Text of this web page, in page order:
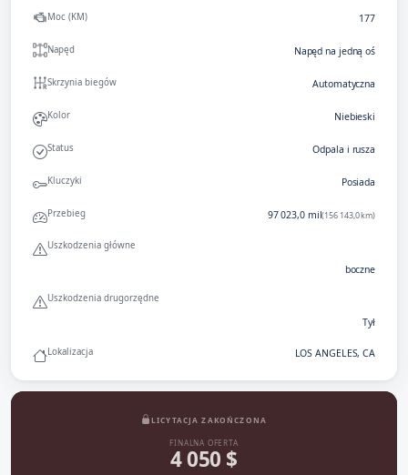
Moc (KM) 177
Napęd Napęd na jedną oś
Skrzynia biegów Automatyczna
Kolor Niebieski
Status Odpala i rusza
Kluczyki Posiada
Przebieg 97 023,0 mil(156 143,0 km)
Uszkodzenia główne
boczne
Uszkodzenia drugorzędne
Tył
Lokalizacja LOS ANGELES, CA
LICYTACJA ZAKOŃCZONA
FINALNA OFERTA
4 050 $